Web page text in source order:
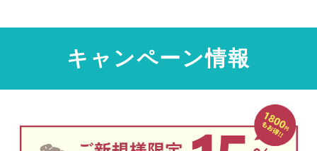
キャンペーン情報